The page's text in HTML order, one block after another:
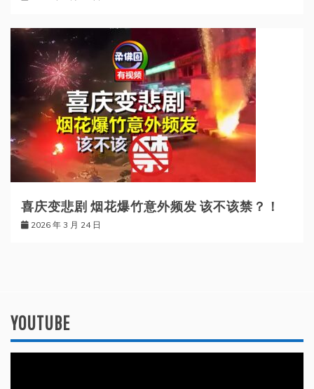
喜庆变悲剧 烟花爆竹意外频发 该不该禁？！
2026 年 3 月 24 日
YOUTUBE